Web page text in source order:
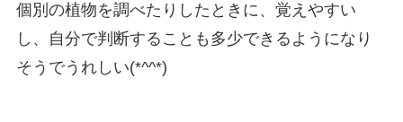
個別の植物を調べたりしたときに、覚えやすい
し、自分で判断することも多少できるようになり
そうでうれしい(*^^*)